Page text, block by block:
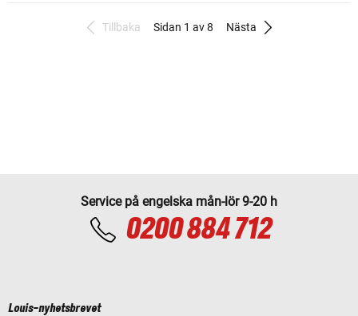
Tillbaka Sidan 1 av 8 Nästa
Service på engelska mån-lör 9-20 h
0200 884 712
Louis-nyhetsbrevet